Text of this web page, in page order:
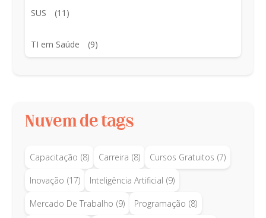
SUS (11)
TI em Saúde (9)
Nuvem de tags
Capacitação (8) Carreira (8) Cursos Gratuitos (7)
Inovação (17) Inteligência Artificial (9)
Mercado De Trabalho (9) Programação (8)